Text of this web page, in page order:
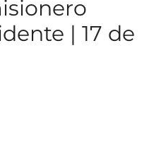
| 17 de